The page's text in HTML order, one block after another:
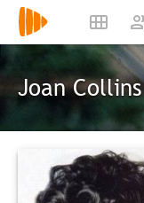
Joan Collins